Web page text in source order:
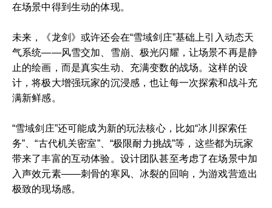
在场景中得到生动的体现。
未来，《龙剑》或许还会在“雪域剑庄”基础上引入动态天
气系统——风雪交加、雪崩、极光闪耀，让场景不再是静
止的绘画，而是真实生动、充满变数的战场。这样的设
计，将极大增强玩家的沉浸感，也让每一次探索和战斗充
满新鲜感。
“雪域剑庄”还可能成为新的玩法核心，比如“冰川探索任
务”、“古代机关密室”、“极限耐力挑战”等，这些都为玩家
带来了丰富的互动体验。设计团队甚至考虑了在场景中加
入声效元素——刺骨的寒风、冰裂的回响，为游戏营造出
极致的现场感。